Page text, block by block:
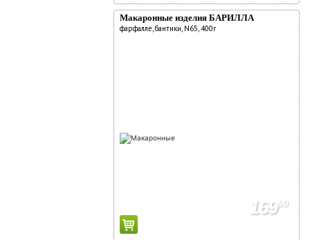
Макаронные изделия БАРИЛЛА
фарфалле, бантики, N65, 400г
16990